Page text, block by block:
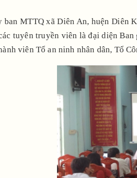
ban MTTQ xã Diên An, huện
tuyên truyền viên là đại diện
viên Tổ an ninh nhân dân, Tổ